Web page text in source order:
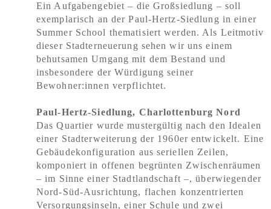
Ein Aufgabengebiet – die Großsiedlung – soll
exemplarisch an der Paul-Hertz-Siedlung in einer
Summer School thematisiert werden. Als Leitmotiv
dieser Stadterneuerung sehen wir uns einem
behutsamen Umgang mit dem Bestand und
insbesondere der Würdigung seiner
Bewohner:innen verpflichtet.
Paul-Hertz-Siedlung, Charlottenburg Nord
Das Quartier wurde mustergültig nach den Idealen
einer Stadterweiterung der 1960er entwickelt. Eine
Gebäudekonfiguration aus seriellen Zeilen,
komponiert in offenen begrünten Zwischenräumen
– im Sinne einer Stadtlandschaft –, überwiegender
Nord-Süd-Ausrichtung, flachen konzentrierten
Versorgungsinseln, einer Schule und zwei